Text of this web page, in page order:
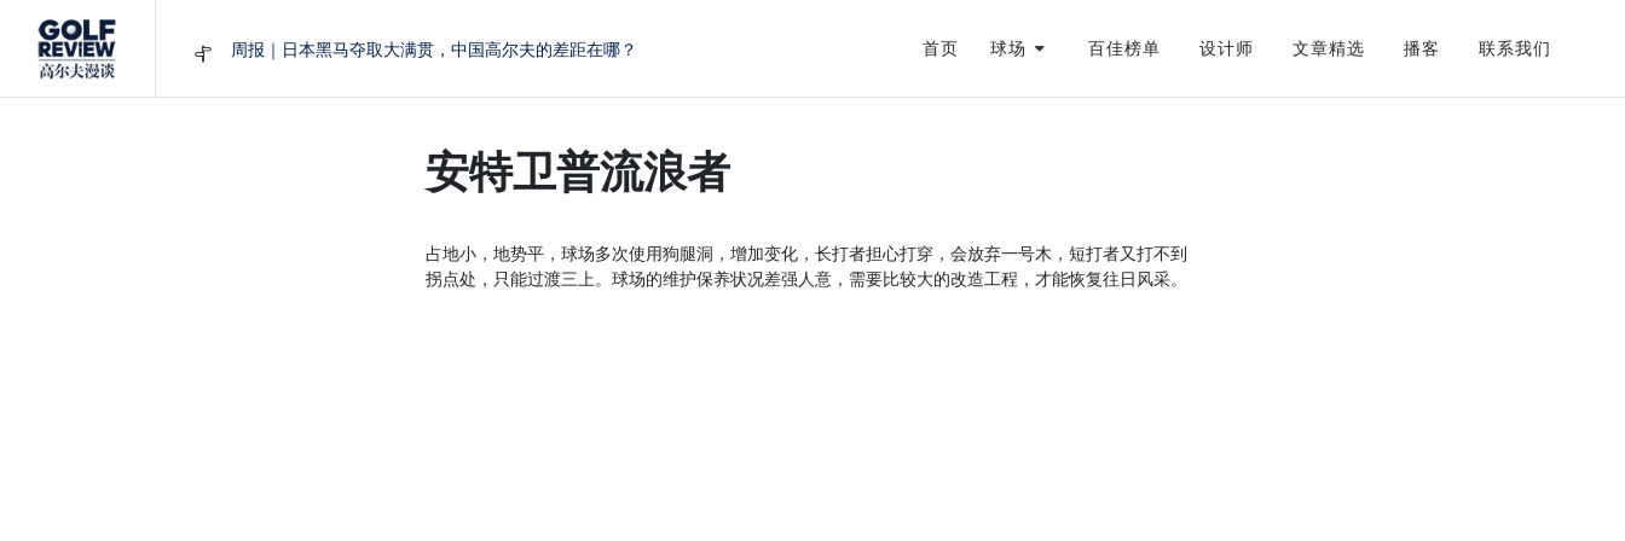
周报｜日本黑马夺取大满贯，中国高尔夫的差距在哪？
查莉·赫尔：不断制造“麻烦”的流量明星
首页 球场 百佳榜单 设计师 文章精选 播客 联系我们
安特卫普流浪者
占地小，地势平，球场多次使用狗腿洞，增加变化，长打者担心打穿，会放弃一号木，短打者又打不到
拐点处，只能过渡三上。球场的维护保养状况差强人意，需要比较大的改造工程，才能恢复往日风采。